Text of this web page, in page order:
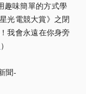
趣味簡單的方式學
光電競大賞》之閉
我會永遠在你身旁
）
聞-